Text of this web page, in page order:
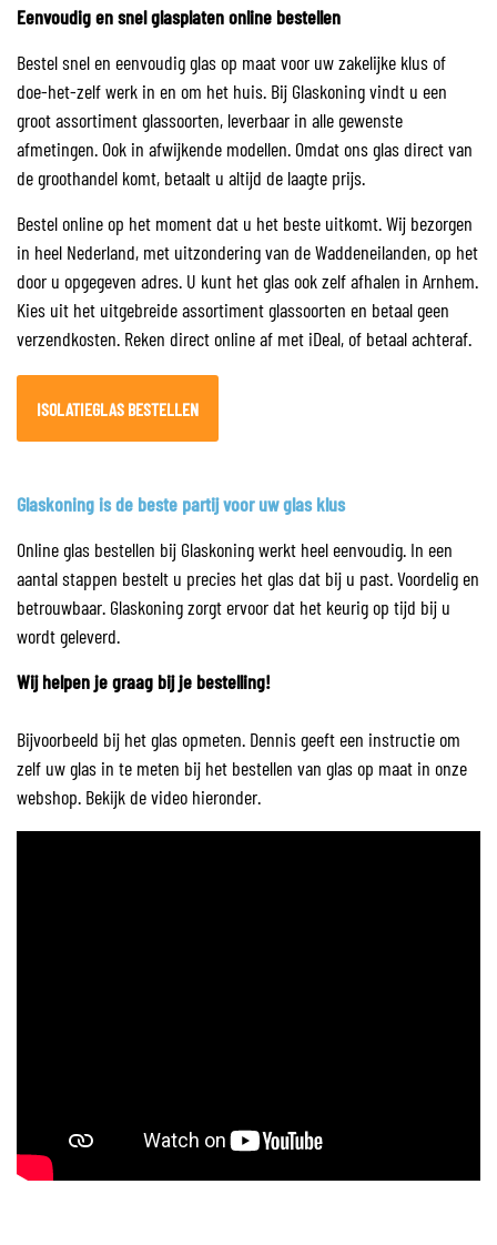
Eenvoudig en snel glasplaten online bestellen
Bestel snel en eenvoudig glas op maat voor uw zakelijke klus of
doe-het-zelf werk in en om het huis. Bij Glaskoning vindt u een
groot assortiment glassoorten, leverbaar in alle gewenste
afmetingen. Ook in afwijkende modellen. Omdat ons glas direct van
de groothandel komt, betaalt u altijd de laagte prijs.
Bestel online op het moment dat u het beste uitkomt. Wij bezorgen
in heel Nederland, met uitzondering van de Waddeneilanden, op het
door u opgegeven adres. U kunt het glas ook zelf afhalen in Arnhem.
Kies uit het uitgebreide assortiment glassoorten en betaal geen
verzendkosten. Reken direct online af met iDeal, of betaal achteraf.
ISOLATIEGLAS BESTELLEN
Glaskoning is de beste partij voor uw glas klus
Online glas bestellen bij Glaskoning werkt heel eenvoudig. In een
aantal stappen bestelt u precies het glas dat bij u past. Voordelig en
betrouwbaar. Glaskoning zorgt ervoor dat het keurig op tijd bij u
wordt geleverd.
Wij helpen je graag bij je bestelling!
Bijvoorbeeld bij het glas opmeten. Dennis geeft een instructie om
zelf uw glas in te meten bij het bestellen van glas op maat in onze
webshop. Bekijk de video hieronder.